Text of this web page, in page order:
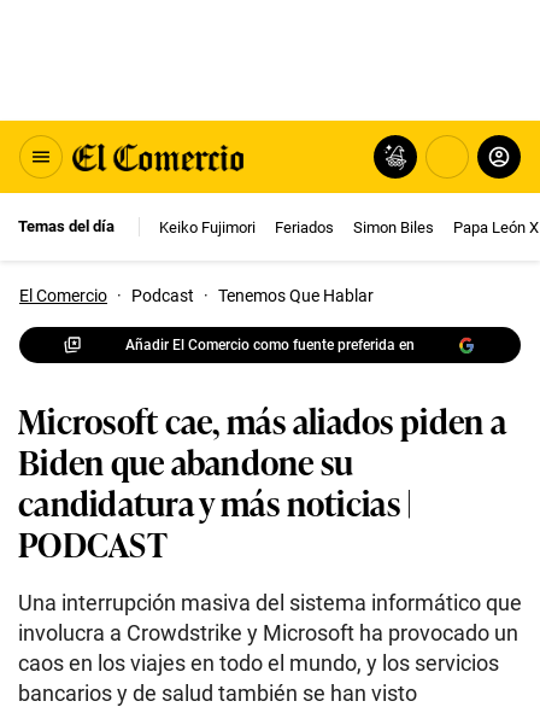
Temas del día Keiko Fujimori Feriados Simon Biles Papa León
El Comercio · Podcast · Tenemos Que Hablar
Añadir El Comercio como fuente preferida en
Microsoft cae, más aliados piden a
Biden que abandone su
candidatura y más noticias |
PODCAST
Una interrupción masiva del sistema informático que
involucra a Crowdstrike y Microsoft ha provocado un
caos en los viajes en todo el mundo, y los servicios
bancarios y de salud también se han visto